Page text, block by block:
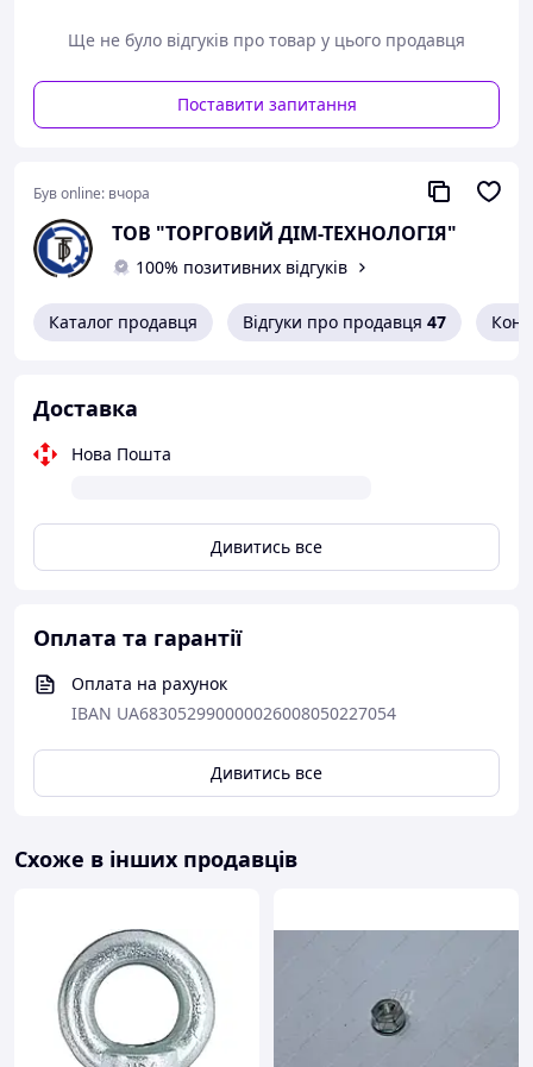
МАСА СТАЛЬНИХ ГАЕК З КРУПНИМ ШАГОМ РЕЗЬУ
Ще не було відгуків про товар у цього продавця
Поставити запитання
Був online: вчора
ТОВ "ТОРГОВИЙ ДІМ-ТЕХНОЛОГІЯ"
100% позитивних відгуків
Каталог продавця Відгуки про продавця 47
Доставка
Нова Пошта
Дивитись все
Оплата та гарантії
Оплата на рахунок
IBAN UA683052990000026008050227054
Дивитись все
Схоже в інших продавців